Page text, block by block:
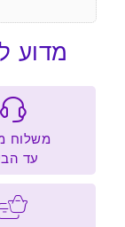
מדוע
משלוח
עד